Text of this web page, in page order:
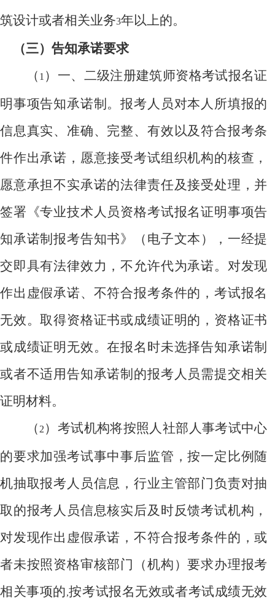
筑设计或者相关业务3年以上的。
（三）告知承诺要求
（ 1 ）一、二级注册建筑师资格考试报名证
明事项告知承诺制。报考人员对本人所填报的
信息真实、准确、完整、有效以及符合报考条
件作出承诺，愿意接受考试组织机构的核查，
愿意承担不实承诺的法律责任及接受处理，并
签署《专业技术人员资格考试报名证明事项告
知承诺制报考告知书》（电子文本），一经提
交即具有法律效力，不允许代为承诺。对发现
作出虚假承诺、不符合报考条件的，考试报名
无效。取得资格证书或成绩证明的，资格证书
或成绩证明无效。在报名时未选择告知承诺制
或者不适用告知承诺制的报考人员需提交相关
证明材料。
（2 ）考试机构将按照人社部人事考试中心
的要求加强考试事中事后监管，按一定比例随
机抽取报考人员信息，行业主管部门负责对抽
取的报考人员信息核实后及时反馈考试机构，
对发现作出虚假承诺，不符合报考条件的，或
者未按照资格审核部门（机构）要求办理报考
相关事项的,按考试报名无效或者考试成绩无效